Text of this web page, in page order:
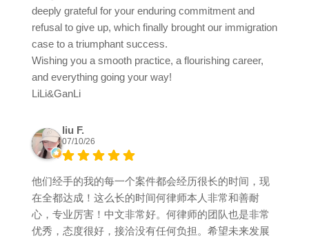
deeply grateful for your enduring commitment and
refusal to give up, which finally brought our immigration
case to a triumphant success.
Wishing you a smooth practice, a flourishing career,
and everything going your way!
LiLi&GanLi
liu F.
07/10/26
他们经手的我的每一个案件都会经历很长的时间，现
在全都达成！这么长的时间何律师本人非常和善耐
心，专业厉害！中文非常好。何律师的团队也是非常
优秀，态度很好，接洽没有任何负担。希望未来发展